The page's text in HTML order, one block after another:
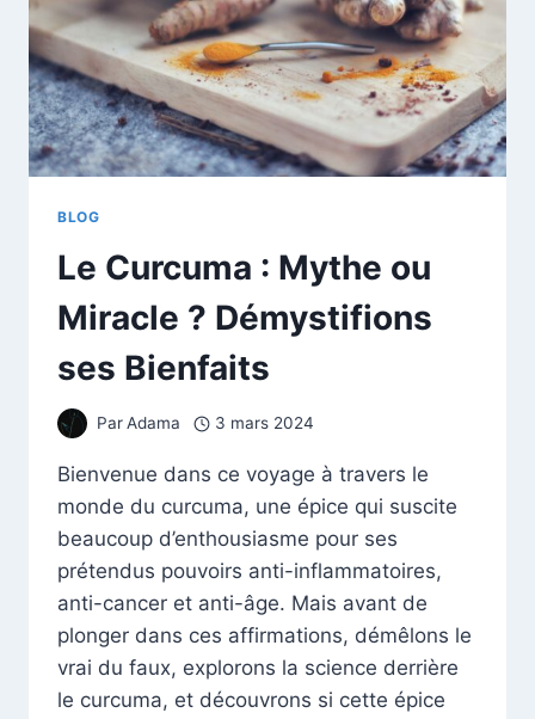
LES
CONSOMMER
SANS
STRESSER
BLOG
Le Curcuma : Mythe ou
Miracle ? Démystifions
ses Bienfaits
ParAdama 3 mars 2024
Bienvenue dans ce voyage à travers le
monde du curcuma, une épice qui suscite
beaucoup d’enthousiasme pour ses
prétendus pouvoirs anti-inflammatoires,
anti-cancer et anti-âge. Mais avant de
plonger dans ces affirmations, démêlons le
vrai du faux, explorons la science derrière
le curcuma, et découvrons si cette épice